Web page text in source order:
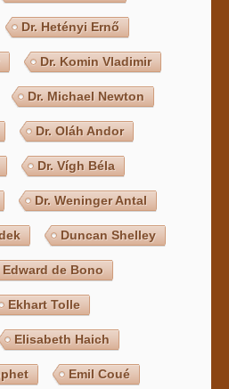
Dr. Hetényi Ernő
Dr. Komin Vladimir
Dr. Michael Newton
Dr. Oláh Andor
Dr. Vígh Béla
Dr. Weninger Antal
Duncan Shelley
Edward de Bono
Ekhart Tolle
Elisabeth Haich
Emil Coué